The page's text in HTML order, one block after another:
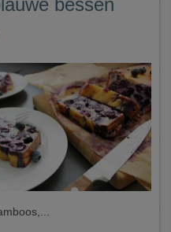
bessen